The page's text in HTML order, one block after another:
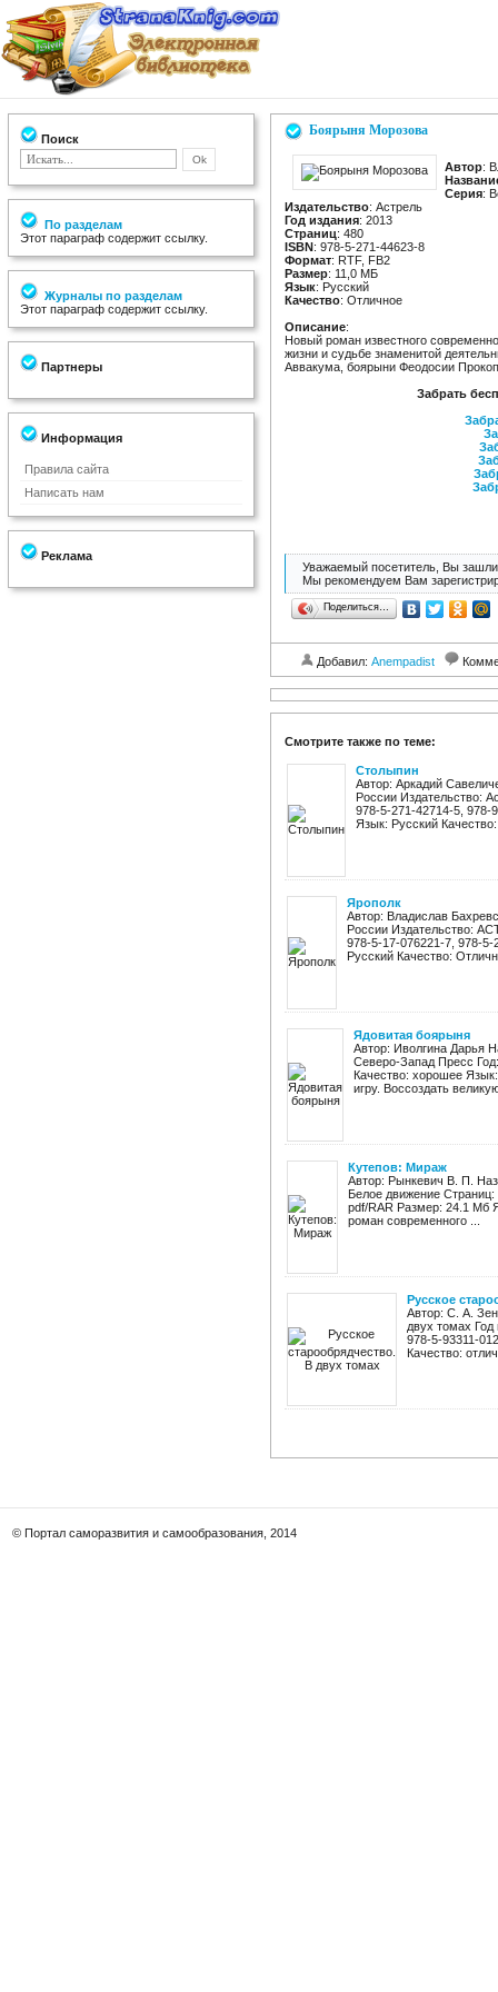
Поиск
По разделам
Этот параграф содержит ссылку.
Журналы по разделам
Этот параграф содержит ссылку.
Партнеры
Информация
Правила сайта
Написать нам
Реклама
Боярыня Морозова
Автор:
Серия:
Издательство: Астрель
Год издания: 2013
Страниц: 480
ISBN: 978-5-271-44623-8
Формат: RTF, FB2
Размер: 11,0 МБ
Язык: Русский
Качество: Отличное
Описание:
Новый роман известного
жизни и судьбе знаменитой
Аввакума, боярыни Феодосии
Забрать
Уважаемый посетитель, Вы зашли
Мы рекомендуем Вам
Поделиться…
Добавил: Anempadist
Смотрите также по теме:
Столыпин
Автор: Аркадий
России Издательство:
978-5-271-42714-5,
Язык: Русский
Ярополк
Автор: Владислав
России Издательство:
978-5-17-076221-7, 978-
Русский Качество:
Ядовитая боярыня
Автор: Иволгина Дарья
Северо-Запад Пресс
Качество: хорошее
игру. Воссоздать
Кутепов: Мираж
Автор: Рынкевич В. П.
Белое движение
pdf/RAR Размер: 24.1 Мб
роман современного ...
Русское
Автор: С. А.
двух томах
978-5-93311-
Качество:
© Портал саморазвития и самообразования, 2014